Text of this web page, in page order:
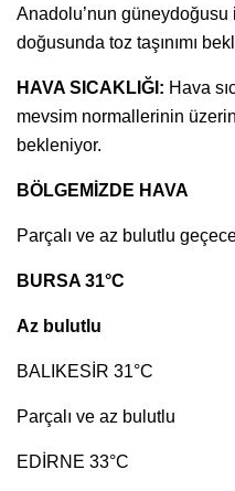
Anadolu’nun
doğusunda toz taşınımı
HAVA SICAKLIĞI: Hava
mevsim normallerinin
bekleniyor.
BÖLGEMİZDE HAVA
Parçalı ve az bulutlu
BURSA 31°C
Az bulutlu
BALIKESİR 31°C
Parçalı ve az bulutlu
EDİRNE 33°C